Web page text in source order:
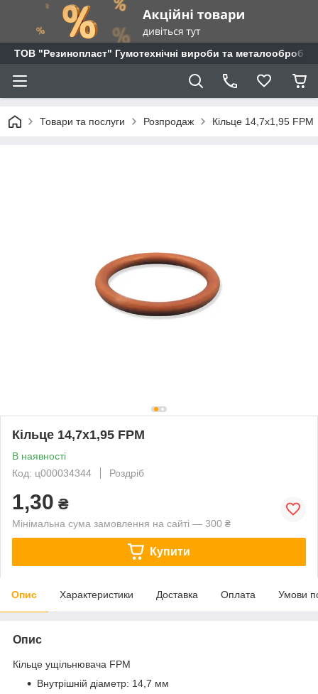
ТОВ "Резинопласт" Гумотехнічні вироби та металообробка
Товари та послуги Розпродаж Кільце 14,7х1,95 FPM
Кільце 14,7х1,95 FPM
В наявності
Код: ц000034344
Роздріб
1,30 ₴
Мінімальна сума замовлення на сайті — 300 ₴
Купити
Опис Характеристики Доставка Оплата Умови
Опис
Кільце ущільнювача FPM
Внутрішній діаметр: 14,7 мм